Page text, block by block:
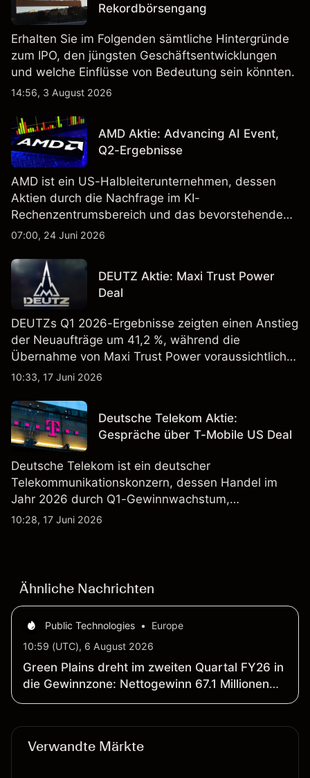
Rekordbörsengang
Erhalten Sie im Folgenden sämtliche Hintergründe
zum IPO, den jüngsten Geschäftsentwicklungen
und welche Einflüsse von Bedeutung sein könnten.
14:56, 3 August 2026
AMD Aktie: Advancing AI Event,
Q2-Ergebnisse
AMD ist ein US-Halbleiterunternehmen, dessen
Aktien durch die Nachfrage im KI-
Rechenzentrumsbereich und das bevorstehende
„Advancing AI 2026"-Event im Juli Aufmerksamkeit
Vergangenheit ist kein verlässlicher Indikator für
zukünftige Ergebnisse.
07:00, 24 Juni 2026
DEUTZ Aktie: Maxi Trust Power
Deal
DEUTZs Q1 2026-Ergebnisse zeigten einen Anstieg
der Neuaufträge um 41,2 %, während die
Übernahme von Maxi Trust Power voraussichtlich
40 Mio. € zum Umsatz von DEUTZ Energy
Vergangenheit ist kein verlässlicher Indikator für
zukünftige Ergebnisse.
10:33, 17 Juni 2026
Deutsche Telekom Aktie:
Gespräche über T-Mobile US Deal
Deutsche Telekom ist ein deutscher
Telekommunikationskonzern, dessen Handel im
Jahr 2026 durch Q1-Gewinnwachstum,
Aktienrückkäufe und Berichte über einen möglichen
10:28, 17 Juni 2026
Ähnliche Nachrichten
Public Technologies •
Europe
10:59 (UTC), 6 August 2026
Green Plains dreht im zweiten Quartal FY26 in
die Gewinnzone: Nettogewinn 67.1 Millionen
US-Dollar; Umsatz sinkt 19.3 Prozent auf
Verwandte Märkte